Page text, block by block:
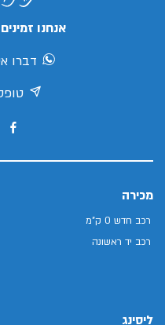
אנחנו
דברו
מכירה
רכב חדש 0 ק"מ
רכב יד ראשונה
ליסינג